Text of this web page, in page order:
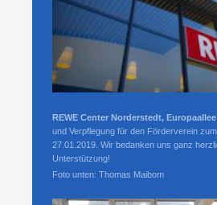
REWE Center Norderstedt,
und Verpflegung für den Förderverein
27.01.2019. Wir bedanken uns ganz
Unterstützung!
Foto unten: Thomas Maibom